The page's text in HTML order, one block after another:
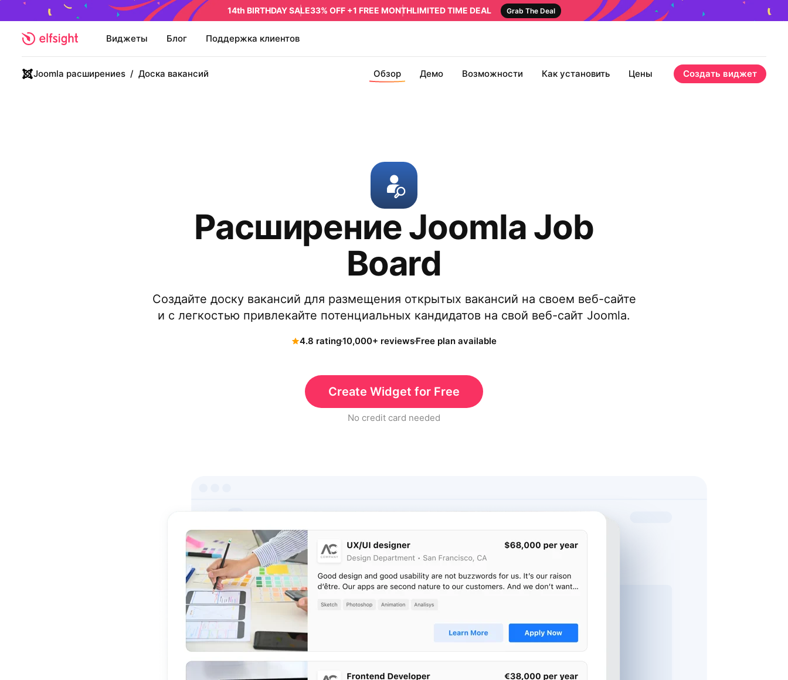
14th BIRTHDAY SALE33% OFF +1 FREE MONTHLIMITED TIME DEAL Grab The Deal
Виджеты Блог Поддержка клиентов
Joomla расширениеs / Доска вакансий Обзор Демо Возможности Как установить Цены Создать виджет
Расширение Joomla Job
Board
Создайте доску вакансий для размещения открытых вакансий на своем веб-сайте
и с легкостью привлекайте потенциальных кандидатов на свой веб-сайт Joomla.
4.8 rating10,000+ reviewsFree plan available
Create Widget for Free
No credit card needed